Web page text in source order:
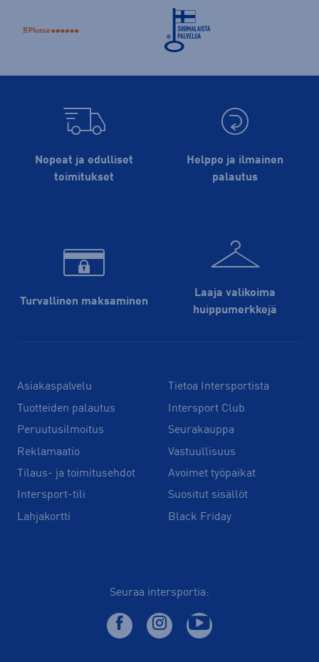
Nopeat ja edulliset
toimitukset
Helppo ja ilmainen
palautus
Turvallinen maksaminen
Laaja valikoima
huippu­merkkejä
Asiakaspalvelu
Tuotteiden palautus
Peruutusilmoitus
Reklamaatio
Tilaus- ja toimitusehdot
Intersport-tili
Lahjakortti
Tietoa Intersportista
Intersport Club
Seurakauppa
Vastuullisuus
Avoimet työpaikat
Suositut sisällöt
Black Friday
Seuraa intersportia: